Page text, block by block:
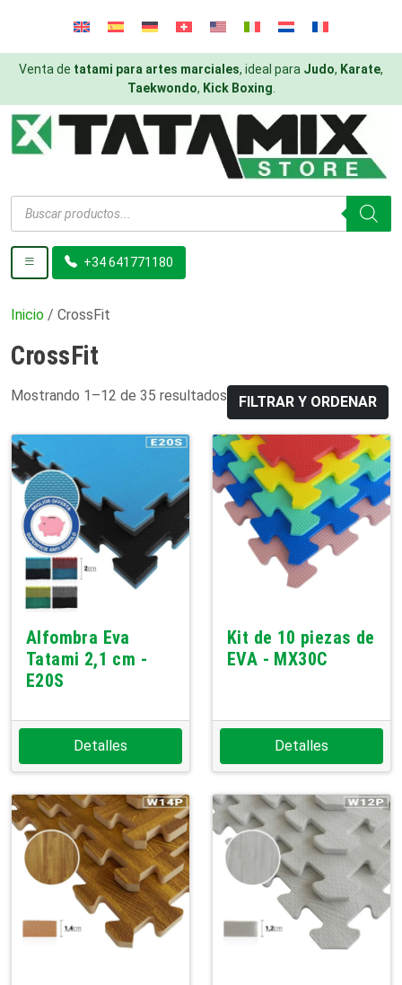
Venta de tatami para artes marciales, ideal para Judo, Karate,
Taekwondo, Kick Boxing
Búsqueda
de
productos
+34 641771180
Inicio / CrossFit
CrossFit
Mostrando 1–12 de 35 resultados FILTRAR Y ORDENAR
Alfombra Eva
Tatami 2,1 cm -
E20S
Detalles
Kit de 10 piezas de
EVA - MX30C
Detalles